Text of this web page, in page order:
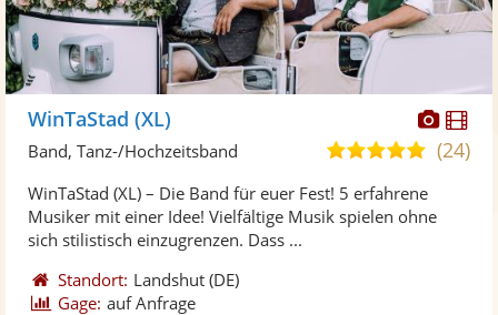
WinTaStad (XL)
5,0
5
(24)
Band, Tanz-/Hochzeitsband
WinTaStad (XL) – Die Band für euer Fest! 5 erfahrene
Musiker mit einer Idee! Vielfältige Musik spielen ohne
sich stilistisch einzugrenzen. Dass ...
Standort: Landshut (DE)
Gage: auf Anfrage